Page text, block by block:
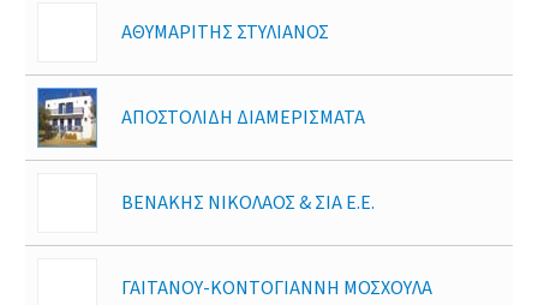
ΑΘΥΜΑΡΙΤΗΣ ΣΤΥΛΙΑΝΟΣ
ΑΠΟΣΤΟΛΙΔΗ ΔΙΑΜΕΡΙΣΜΑΤΑ
ΒΕΝΑΚΗΣ ΝΙΚΟΛΑΟΣ & ΣΙΑ Ε.Ε.
ΓΑΙΤΑΝΟΥ-ΚΟΝΤΟΓΙΑΝΝΗ ΜΟΣΧΟΥΛΑ